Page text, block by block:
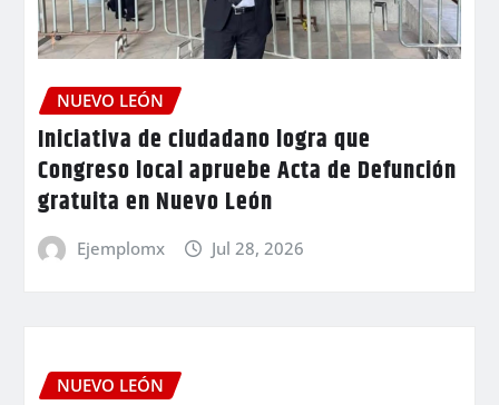
NUEVO LEÓN
Iniciativa de ciudadano logra que
Congreso local apruebe Acta de Defunción
gratuita en Nuevo León
Ejemplomx Jul 28, 2026
NUEVO LEÓN